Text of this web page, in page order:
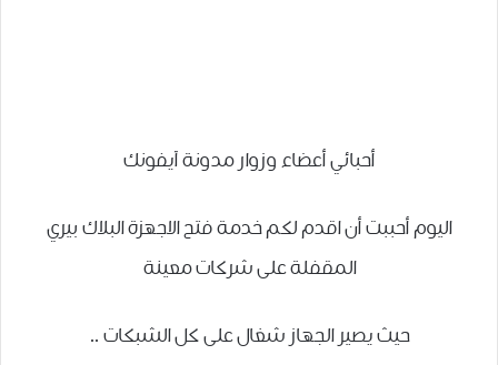
أحبائي أعضاء وزوار مدونة آيفونك
اليوم أحببت أن اقدم لكم خدمة فتح الاجهزة البلاك بيري
المقفلة على شركات معينة
حيث يصير الجهاز شغال على كل الشبكات ..